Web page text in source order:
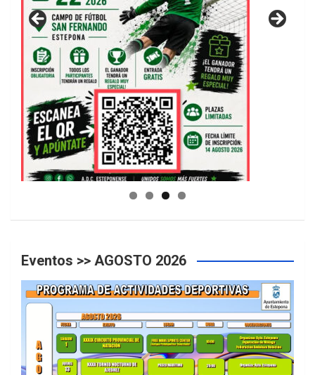
GUIA DE INSTALACIONES DEPORTIVAS
Eventos >> AGOSTO 2026